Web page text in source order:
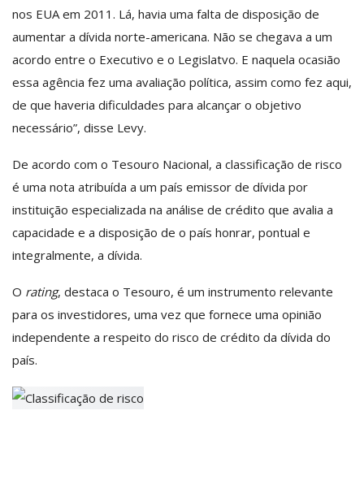
nos EUA em 2011. Lá, havia uma falta de disposição de
aumentar a dívida norte-americana. Não se chegava a um
acordo entre o Executivo e o Legislatvo. E naquela ocasião
essa agência fez uma avaliação política, assim como fez aqui,
de que haveria dificuldades para alcançar o objetivo
necessário”, disse Levy.
De acordo com o Tesouro Nacional, a classificação de risco
é uma nota atribuída a um país emissor de dívida por
instituição especializada na análise de crédito que avalia a
capacidade e a disposição de o país honrar, pontual e
integralmente, a dívida.
O rating, destaca o Tesouro, é um instrumento relevante
para os investidores, uma vez que fornece uma opinião
independente a respeito do risco de crédito da dívida do
país.